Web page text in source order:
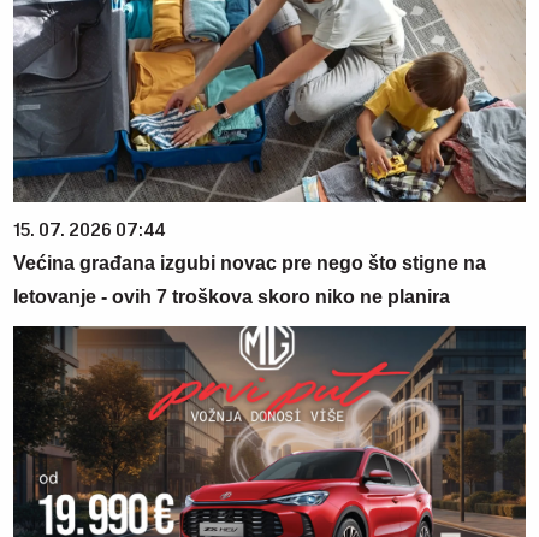
15. 07. 2026 07:44
Većina građana izgubi novac pre nego što stigne na
letovanje - ovih 7 troškova skoro niko ne planira